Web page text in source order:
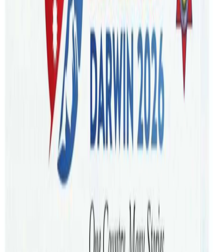
जीवनयापन गर्न चाहानेहरुका लागि नभई नहुने कुरा हुन । तर पछिल्लो
समय विश्वभरका मानिसहरु व्यस्त छन् । मेसिन जसरी सेकेन्ड,
मिनेटदेखी घण्टौँसम्म काम गर्ने र कमाउने होड चलेको छ ।
हुन त यसरी व्यस्थतामा जीवनयापन गर्नेहरुलाई पनि समय समयमा
खानुपर्ने स्वच्छ खानपान, आराम, मनोरञ्जन र ब्यायाम बारेको जानकारि
छ । कतिपय बाध्यताले यी सबै आवश्यकता पन्छाउन बाध्य त कतिपय
बेवास्थामा रमाइरहेका छन् । हामीले ‘स्वच्छ सन्तुलित आहार, स्वस्थ
जीवनको आधार’ भन्ने नाराका साथ खाद्य स्वच्छता दिवस मनाइरहँदा
हाम्रो वेवास्थाले कति ठूलो स्वास्थ्य संकट निम्त्याउँदैछ भन्ने गम्भिर प्रश्न
उब्जाइदिएको छ । हुन त नेपालसहित विश्वभर खाद्य स्वच्छताका लागि
होटल, रेस्टुरेन्ट अनुुगमन निरीक्षण गरी अस्वस्थकर खानेकुराहरुको
प्रयोग रोक्ने प्रयास भैरहेका छन् ।
अस्वस्थकर खानेकुराको मारमा ५५ करोड मानिस
विश्व स्वास्थ्य सङ्गठन (डब्लूएचओ)को पछिल्लो तथ्याङ्कअनुसार